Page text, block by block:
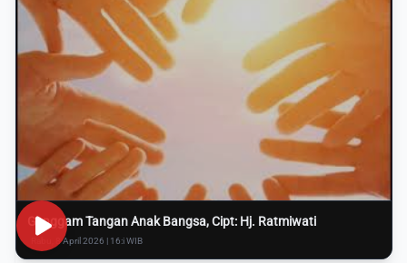
Genggam Tangan Anak Bangsa, Cipt: Hj. Ratmiwati
Rabu, 8 April 2026 | 16:i WIB